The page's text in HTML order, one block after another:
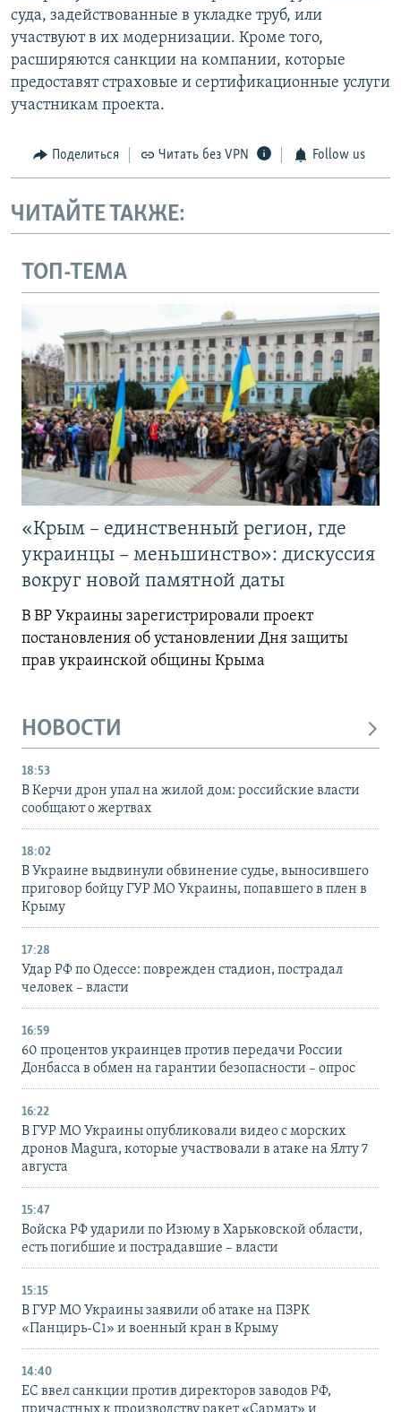
суда, задействованные в укладке труб, или
участвуют в их модернизации. Кроме того,
расширяются санкции на компании, которые
предоставят страховые и сертификационные услуги
участникам проекта.
Поделиться Читать без VPN Follow us
ЧИТАЙТЕ ТАКЖЕ:
ТОП-ТЕМА
«Крым – единственный регион, где
украинцы – меньшинство»: дискуссия
вокруг новой памятной даты
В ВР Украины зарегистрировали проект
постановления об установлении Дня защиты
прав украинской общины Крыма
НОВОСТИ
18:53
В Керчи дрон упал на жилой дом: российские власти
сообщают о жертвах
18:02
В Украине выдвинули обвинение судье, выносившего
приговор бойцу ГУР МО Украины, попавшего в плен в
Крыму
17:28
Удар РФ по Одессе: поврежден стадион, пострадал
человек – власти
16:59
60 процентов украинцев против передачи России
Донбасса в обмен на гарантии безопасности – опрос
16:22
В ГУР МО Украины опубликовали видео с морских
дронов Magura, которые участвовали в атаке на Ялту 7
августа
15:47
Войска РФ ударили по Изюму в Харьковской области,
есть погибшие и пострадавшие – власти
15:15
В ГУР МО Украины заявили об атаке на ПЗРК
«Панцирь-С1» и военный кран в Крыму
14:40
ЕС ввел санкции против директоров заводов РФ,